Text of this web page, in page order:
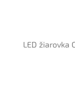
LED žiarovka